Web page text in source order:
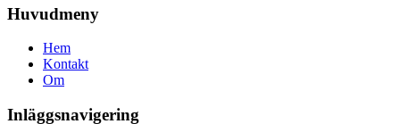
Huvudmeny
Hem
Kontakt
Om
Inläggsnavigering